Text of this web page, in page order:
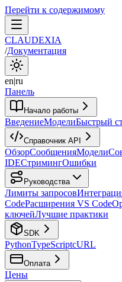
Перейти к содержимому
CLAUDEXIA
/Документация
en|ru
Панель
Начало работы
ВведениеМоделиБыстрый
Справочник API
ОбзорСообщенияМодели
IDEСтримингОшибки
Руководства
Лимиты запросов
CodeРасширения VS Code
ключейЛучшие практики
SDK
PythonTypeScriptcURL
Оплата
Цены